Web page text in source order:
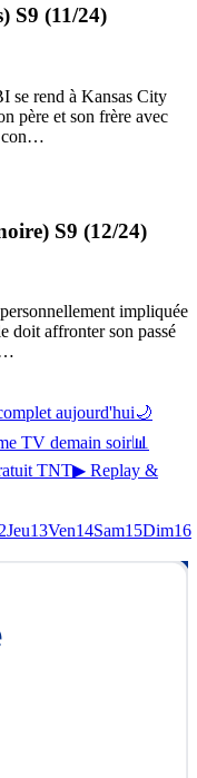
S9 (11/24)
se rend à Kansas City
père et son frère avec
…
S9 (12/24)
impliquée
doit affronter son passé
aujourd'hui🌙
TV demain soir📊
TNT▶ Replay &
Jeu13Ven14Sam15Dim16